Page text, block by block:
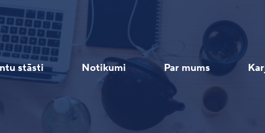
stāsti Notikumi Par mums